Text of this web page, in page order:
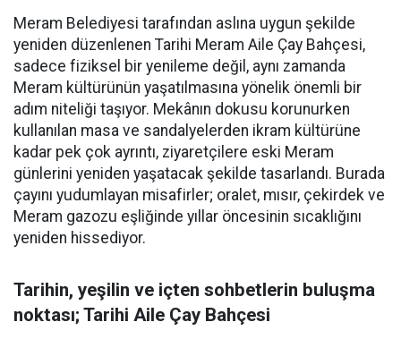
Meram Belediyesi tarafından aslına uygun şekilde
yeniden düzenlenen Tarihi Meram Aile Çay Bahçesi,
sadece fiziksel bir yenileme değil, aynı zamanda
Meram kültürünün yaşatılmasına yönelik önemli bir
adım niteliği taşıyor. Mekânın dokusu korunurken
kullanılan masa ve sandalyelerden ikram kültürüne
kadar pek çok ayrıntı, ziyaretçilere eski Meram
günlerini yeniden yaşatacak şekilde tasarlandı. Burada
çayını yudumlayan misafirler; oralet, mısır, çekirdek ve
Meram gazozu eşliğinde yıllar öncesinin sıcaklığını
yeniden hissediyor.
Tarihin, yeşilin ve içten sohbetlerin buluşma
noktası; Tarihi Aile Çay Bahçesi